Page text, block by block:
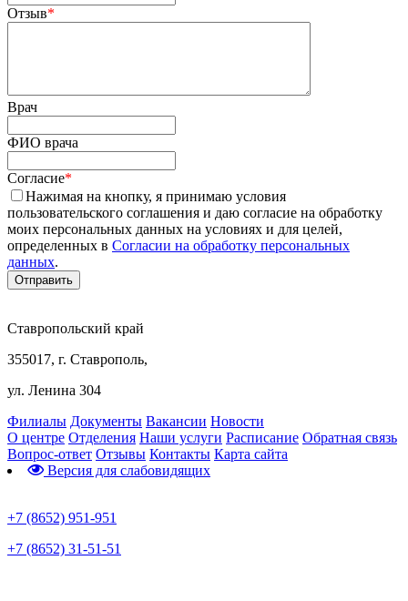
Отзыв*
Врач
ФИО врача
Согласие*
Нажимая на кнопку, я принимаю условия
пользовательского соглашения и даю согласие на обработку
моих персональных данных на условиях и для целей,
определенных в Согласии на обработку персональных
данных.
Ставропольский край
355017, г. Ставрополь,
ул. Ленина 304
Филиалы Документы Вакансии Новости
О центре Отделения Наши услуги Расписание Обратная связь
Вопрос-ответ Отзывы Контакты Карта сайта
Версия для слабовидящих
+7 (8652) 951-951
+7 (8652) 31-51-51